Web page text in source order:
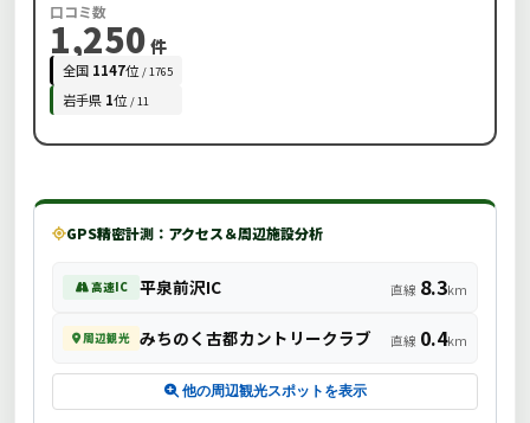
口コミ数
1,250件
全国 1147位 / 1765
岩手県 1位 / 11
GPS精密計測：アクセス＆周辺施設分析
高速IC 平泉前沢IC 直線 8.3km
周辺観光 みちのく古都カントリークラブ 直線 0.4km
他の周辺観光スポットを表示